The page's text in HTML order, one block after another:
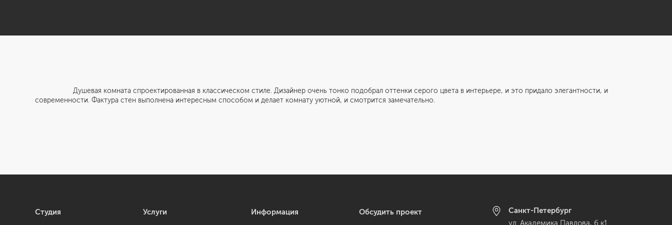
Душевая комната спроектированная в классическом стиле. Дизайнер очень тонко подобрал оттенки серого цвета в интерьере, и это придало элегантности, и
современности. Фактура стен выполнена интересным способом и делает комнату уютной, и смотрится замечательно.
Студия Услуги Информация Обсудить проект
Санкт-Петербург
ул. Академика Павлова, 6 к1